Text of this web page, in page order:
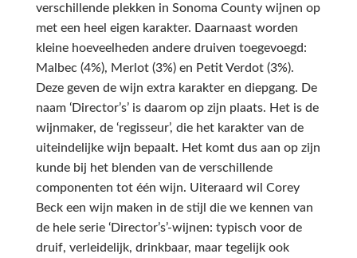
verschillende plekken in Sonoma County wijnen op
met een heel eigen karakter. Daarnaast worden
kleine hoeveelheden andere druiven toegevoegd:
Malbec (4%), Merlot (3%) en Petit Verdot (3%).
Deze geven de wijn extra karakter en diepgang. De
naam ‘Director’s’ is daarom op zijn plaats. Het is de
wijnmaker, de ‘regisseur’, die het karakter van de
uiteindelijke wijn bepaalt. Het komt dus aan op zijn
kunde bij het blenden van de verschillende
componenten tot één wijn. Uiteraard wil Corey
Beck een wijn maken in de stijl die we kennen van
de hele serie ‘Director’s’-wijnen: typisch voor de
druif, verleidelijk, drinkbaar, maar tegelijk ook